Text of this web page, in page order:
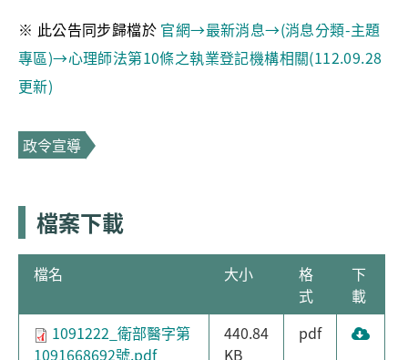
※ 此公告同步歸檔於 官網→最新消息→(消息分類-主題
專區)→心理師法第10條之執業登記機構相關(112.09.28
更新)
政令宣導
檔案下載
檔名 大小
格
式
下
載
1091222_衛部醫字第
1091668692號.pdf
440.84
KB
pdf